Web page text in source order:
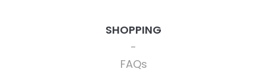
SHOPPING
FAQs